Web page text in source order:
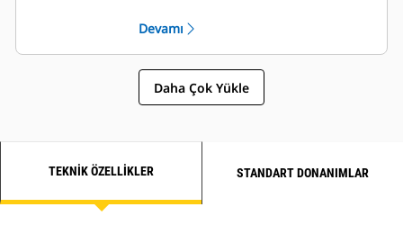
Devamı
Daha Çok Yükle
TEKNIK ÖZELLIKLER STANDART DONANIMLAR